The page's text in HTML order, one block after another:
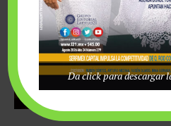
Da click para descargar